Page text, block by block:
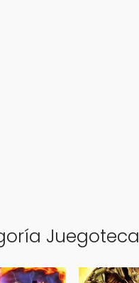
Juegoteca